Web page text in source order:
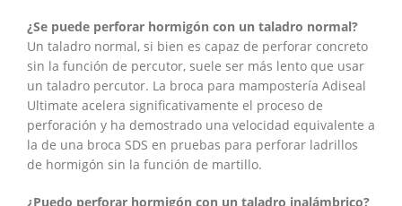
¿Se puede perforar hormigón con un taladro normal?
Un taladro normal, si bien es capaz de perforar concreto
sin la función de percutor, suele ser más lento que usar
un taladro percutor. La broca para mampostería Adiseal
Ultimate acelera significativamente el proceso de
perforación y ha demostrado una velocidad equivalente a
la de una broca SDS en pruebas para perforar ladrillos
de hormigón sin la función de martillo.
¿Puedo perforar hormigón con un taladro inalámbrico?